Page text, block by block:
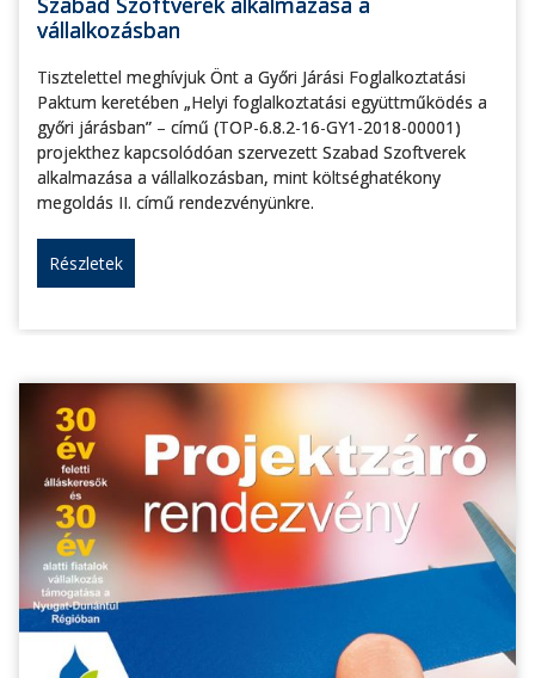
vállalkozásban
Tisztelettel meghívjuk Önt a Győri Járási Foglalkoztatási
Paktum keretében „Helyi foglalkoztatási együttműködés a
győri járásban” – című (TOP-6.8.2-16-GY1-2018-00001)
projekthez kapcsolódóan szervezett Szabad Szoftverek
alkalmazása a vállalkozásban, mint költséghatékony
megoldás II. című rendezvényünkre.
Részletek